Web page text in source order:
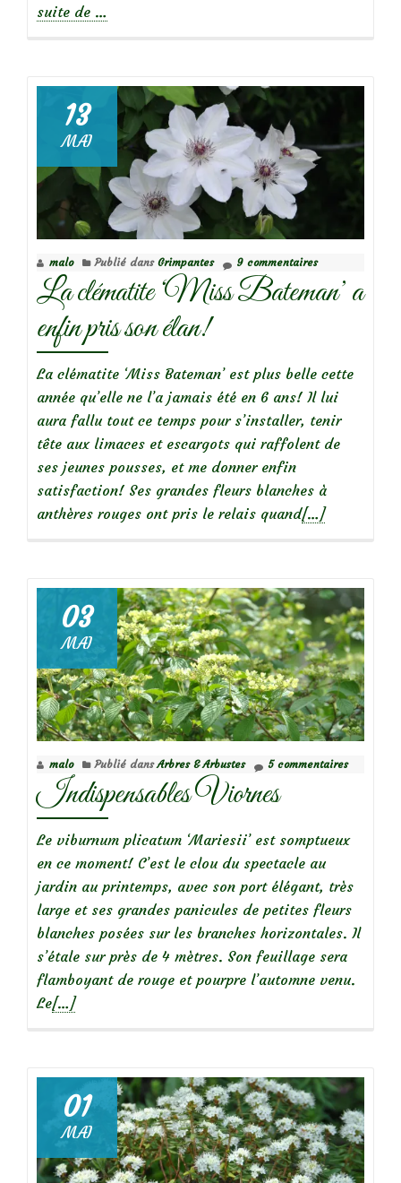
suite de à
jardin:
Abelia
mosanensis
…
13
MAI
malo Publié dans Grimpantes 9 commentaires
La clématite ‘Miss Bateman’ a
enfin pris son élan!
La clématite ‘Miss Bateman’ est plus belle cette
année qu’elle ne l’a jamais été en 6 ans! Il lui
aura fallu tout ce temps pour s’installer, tenir
tête aux limaces et escargots qui raffolent de
ses jeunes pousses, et me donner enfin
satisfaction! Ses grandes fleurs blanches à
anthères rouges ont pris le relais quandEn
clématite
‘Miss
Bateman’
a
enfin
pris
son
élan!
[…]
03
MAI
malo Publié dansArbres & Arbustes 5 commentaires
Indispensables Viornes
Le viburnum plicatum ‘Mariesii’ est somptueux
en ce moment! C’est le clou du spectacle au
jardin au printemps, avec son port élégant, très
large et ses grandes panicules de petites fleurs
blanches posées sur les branches horizontales. Il
s’étale sur près de 4 mètres. Son feuillage sera
flamboyant de rouge et pourpre l’automne venu.
LeEn
Viornes
[…]
01
MAI